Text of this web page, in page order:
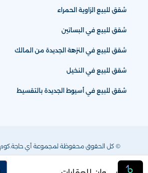
شقق للبيع الزاوية الحمراء
شقق للبيع في البساتين
شقق للبيع في النزهة الجديدة من المالك
شقق للبيع في النخيل
شقق للبيع في أسيوط الجديدة بالتقسيط
© كل الحقوق محفوظة لمجموعة أي